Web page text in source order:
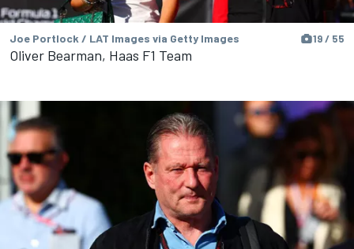
Joe Portlock / LAT Images via Getty Images 19 / 55
Oliver Bearman, Haas F1 Team